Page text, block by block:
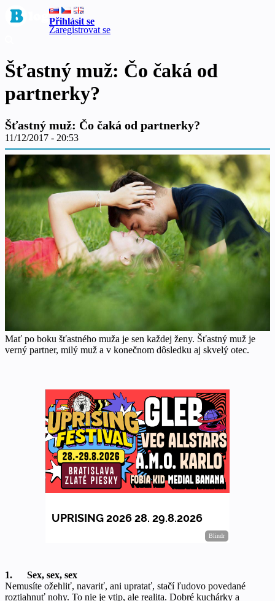
Přihlásit se
Zaregistrovat se
Šťastný muž: Čo čaká od
partnerky?
Šťastný muž: Čo čaká od partnerky?
11/12/2017 - 20:53
Mať po boku šťastného muža je sen každej ženy. Šťastný muž je
verný partner, milý muž a v konečnom dôsledku aj skvelý otec.
1. Sex, sex, sex
Nemusíte ožehliť, navariť, ani upratať, stačí ľudovo povedané
roztiahnuť nohy. To nie je vtip, ale realita. Dobré kuchárky a